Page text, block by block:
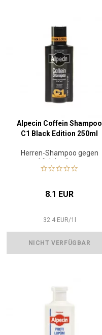
Alpecin Coffein Shampoo
C1 Black Edition 250ml
Herren-Shampoo gegen
erblich bedingten
Haarausfall
8.1 EUR
32.4 EUR/1
NICHT VERFÜGBAR